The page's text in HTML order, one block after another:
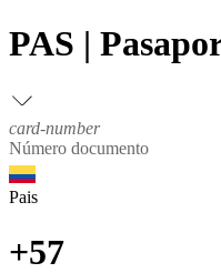
PAS |
card-number
Número documento
Pais
+57